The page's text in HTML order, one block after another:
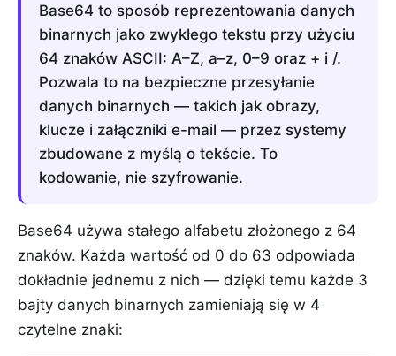
Base64 to sposób reprezentowania danych
binarnych jako zwykłego tekstu przy użyciu
64 znaków ASCII: A–Z, a–z, 0–9 oraz + i /.
Pozwala to na bezpieczne przesyłanie
danych binarnych — takich jak obrazy,
klucze i załączniki e-mail — przez systemy
zbudowane z myślą o tekście. To
kodowanie, nie szyfrowanie.
Base64 używa stałego alfabetu złożonego z 64
znaków. Każda wartość od 0 do 63 odpowiada
dokładnie jednemu z nich — dzięki temu każde 3
bajty danych binarnych zamieniają się w 4
czytelne znaki: